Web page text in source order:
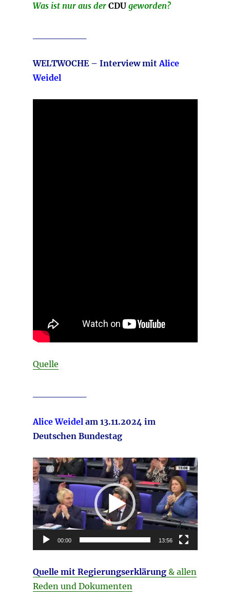
Was ist nur aus der CDUgeworden?
WELTWOCHE – Interview mit Alice
Weidel
Quelle
Alice Weidel am 13.11.2024 im
Deutschen Bundestag
Video-
Player
00:00 13:56
Quelle mit Regierungserklärung& allen
Reden und Dokumenten